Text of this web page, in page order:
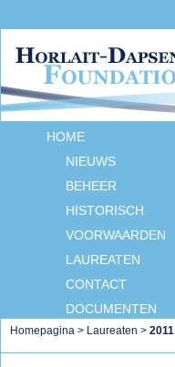
HOME
NIEUWS
BEHEER
HISTORISCH
VOORWAARDEN
LAUREATEN
CONTACT
DOCUMENTEN
Homepagina > Laureaten > 2011